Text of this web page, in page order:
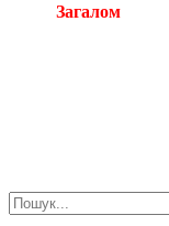
Загалом